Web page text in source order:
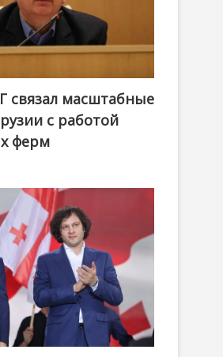
связал масштабные
с работой
ферм